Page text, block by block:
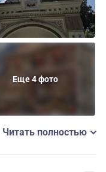
за
информации.
к обеду, т.к.
нагулять
Еще 4 фото
Читать полностью